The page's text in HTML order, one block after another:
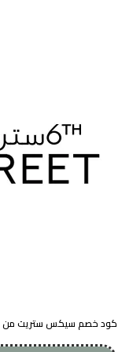
كود خصم سيكس ستريت من 5 إلى 15% | استمتع بتوفير كبير على الأزياء